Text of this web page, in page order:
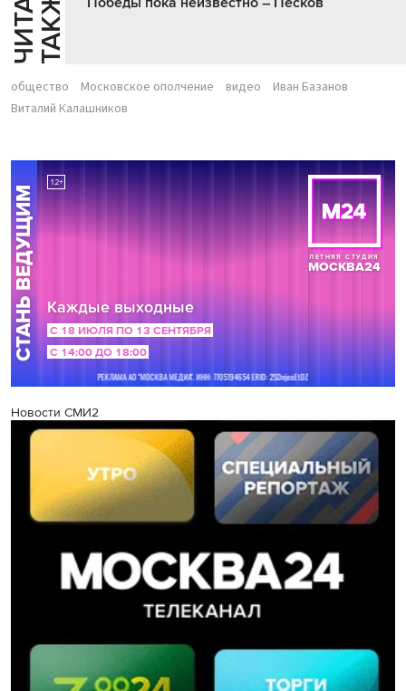
Й
Е
общество Московское ополчение видео
Иван Базанов
Виталий Калашников
Новости СМИ2